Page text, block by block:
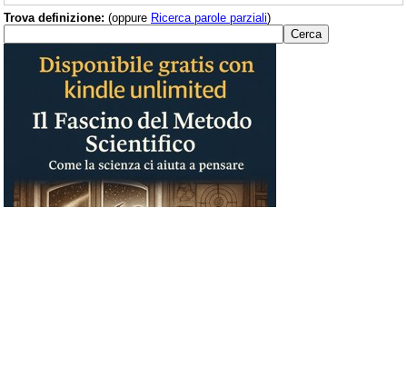
Trova definizione: (oppure Ricerca parole parziali)